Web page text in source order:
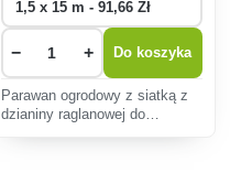
− + Do koszyka
Parawan ogrodowy z siatką z
dzianiny raglanowej do